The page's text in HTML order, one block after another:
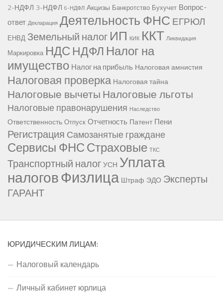
2-НДФЛ 3-НДФЛ 6-НДФЛ Акцизы Банкротство Бухучет Вопрос-
ответ Декларация Деятельность ФНС ЕГРЮЛ
ЕНВД Земельный налог ИП КИК ККТ Ликвидация
Маркировка НДС НДФЛ Налог на
имущество Налог на прибыль Налоговая амнистия
Налоговая проверка Налоговая тайна
Налоговые вычетыНалоговые льготы
Налоговые правонарушения Наследство
Ответственность Отпуск Отчетность Патент Пени
Регистрация Самозанятые граждане
Сервисы ФНССтраховые ТКС
Транспортный налогУСН Уплата
налоговФизлица Штраф ЭДО Эксперты
ГАРАНТ
ЮРИДИЧЕСКИМ ЛИЦАМ:
Налоговый календарь
Личный кабинет юрлица